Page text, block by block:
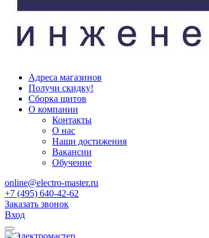
Адреса магазинов
Получи скидку!
Сборка щитов
О компании
Контакты
О нас
Наши достижения
Вакансии
Обучение
online@electro-master.ru
+7 (495) 640-42-62
Заказать звонок
Вход